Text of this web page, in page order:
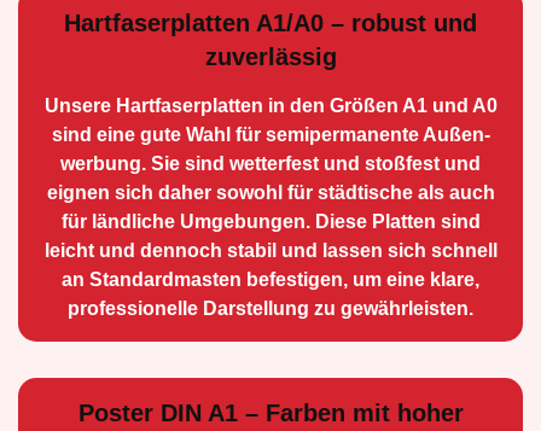
Hartfaserplatten A1/A0 – robust und
zuverlässig
Unsere Hartfaserplatten in den Größen A1 und A0
sind eine gute Wahl für semiperma­nente Außen­
werbung. Sie sind wetterfest und stoßfest und
eignen sich daher sowohl für städtische als auch
für ländliche Umge­bungen. Diese Platten sind
leicht und dennoch stabil und lassen sich schnell
an Standard­masten befestigen, um eine klare,
professionelle Darstellung zu gewährleisten.
Poster DIN A1 – Farben mit hoher